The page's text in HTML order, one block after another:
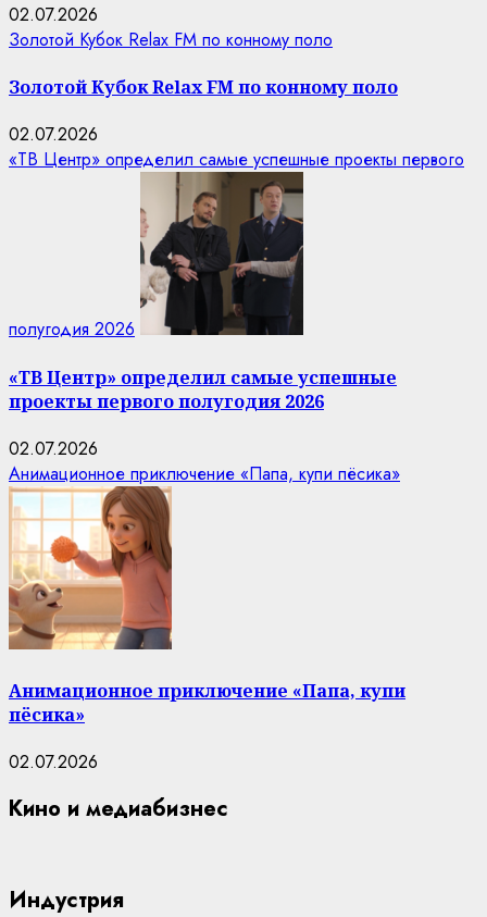
02.07.2026
Золотой Кубок Relax FM по конному поло
Золотой Кубок Relax FM по конному поло
02.07.2026
«ТВ Центр» определил самые успешные проекты первого
полугодия 2026
«ТВ Центр» определил самые успешные
проекты первого полугодия 2026
02.07.2026
Анимационное приключение «Папа, купи пёсика»
Анимационное приключение «Папа, купи
пёсика»
02.07.2026
Кино и медиабизнес
Индустрия